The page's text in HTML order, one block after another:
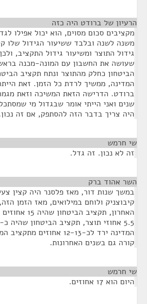
הרעיון של ברודט היה כזה
מקציבים סכום מסוים, הוא יכול אפילו
משנה לשנה ובלבד ששיעור הגידול שלו
גידול התוצר ומשיעור גידול התקציב,
שעושה את החשבון עם המונה-מכנה
הביטחון כחלק מהתוצר ונתח תקציב
המדינה, ממשיך לרדת כל הזמן. זאת
ברודט. הדרישה הזאת המשיכה וזאת
שנים ואני הייתי אומר שבגדול מי
היה צריך בדבר הזה להסתפק, אם זה
שי חרמש
זה לא נכון. זה גדל.
השר אהוד ברק
במשך שנות דור, מאז פלסנר היה קצין
קיבוצניק ולוחם במילואים, מאז הזמן
האחרון, תקציב
המדינה ירד לכ-12-13
קורה גם בשנים האחרונות.
שי חרמש
היום הוא 17 אחוזים.